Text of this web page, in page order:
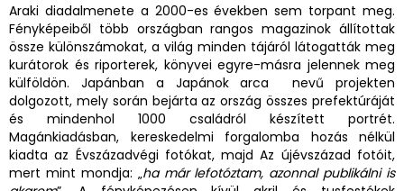
Araki diadalmenete a 2000-es években sem torpant meg.
Fényképeiből több országban rangos magazinok állítottak
össze különszámokat, a világ minden tájáról látogatták meg
kurátorok és riporterek, könyvei egyre-másra jelennek meg
külföldön. Japánban a Japánok arca nevű projekten
dolgozott, mely során bejárta az ország összes prefektúráját
és mindenhol 1000 családról készített portrét.
Magánkiadásban, kereskedelmi forgalomba hozás nélkül
kiadta az Évszázadvégi fotókat, majd Az újévszázad fotóit,
mert mint mondja: „ha már lefotóztam, azonnal publikálni is